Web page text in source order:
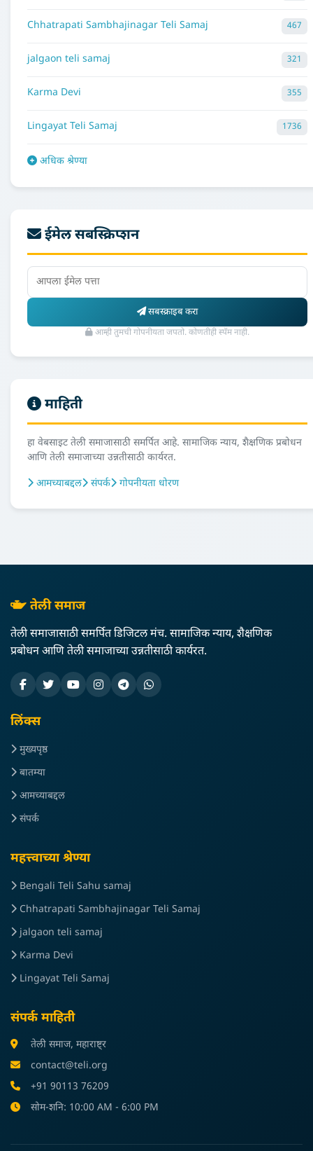
Chhatrapati Sambhajinagar Teli Samaj 467
jalgaon teli samaj 321
Karma Devi 355
Lingayat Teli Samaj 1736
अधिक श्रेण्या
ईमेल सबस्क्रिप्शन
सबस्क्राइब करा
आम्ही तुमची गोपनीयता जपतो. कोणतीही स्पॅम नाही.
माहिती
हा वेबसाइट तेली समाजासाठी समर्पित आहे. सामाजिक न्याय, शैक्षणिक प्रबोधन
आणि तेली समाजाच्या उन्नतीसाठी कार्यरत.
आमच्याबद्दल
संपर्क गोपनीयता धोरण
तेली समाज
तेली समाजासाठी समर्पित डिजिटल मंच. सामाजिक न्याय, शैक्षणिक
प्रबोधन आणि तेली समाजाच्या उन्नतीसाठी कार्यरत.
लिंक्स
मुख्यपृष्ठ
बातम्या
आमच्याबद्दल
संपर्क
महत्त्वाच्या श्रेण्या
Bengali Teli Sahu samaj
Chhatrapati Sambhajinagar Teli Samaj
jalgaon teli samaj
Karma Devi
Lingayat Teli Samaj
संपर्क माहिती
तेली समाज, महाराष्ट्र
contact@teli.org
+91 90113 76209
सोम-शनि: 10:00 AM - 6:00 PM